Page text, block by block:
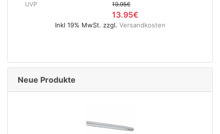
UVP 19.95€
13.95€
Inkl 19% MwSt. zzgl. Versandkosten
Neue Produkte